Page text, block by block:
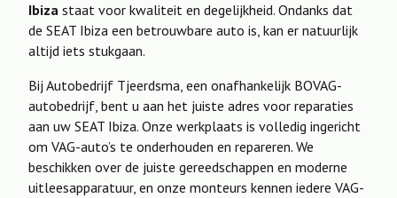
Ibiza staat voor kwaliteit en degelijkheid. Ondanks dat
de SEAT Ibiza een betrouwbare auto is, kan er natuurlijk
altijd iets stukgaan.
Bij Autobedrijf Tjeerdsma, een onafhankelijk BOVAG-
autobedrijf, bent u aan het juiste adres voor reparaties
aan uw SEAT Ibiza. Onze werkplaats is volledig ingericht
om VAG-auto’s te onderhouden en repareren. We
beschikken over de juiste gereedschappen en moderne
uitleesapparatuur, en onze monteurs kennen iedere VAG-